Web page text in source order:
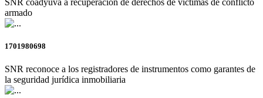
SNR coadyuva a recuperación de derechos de víctimas de conflicto
armado
1701980698
SNR reconoce a los registradores de instrumentos como garantes de
la seguridad jurídica inmobiliaria